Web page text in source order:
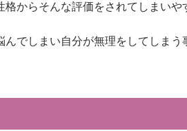
からそんな評価をされてしまいや
でしまい自分が無理をしてしまう